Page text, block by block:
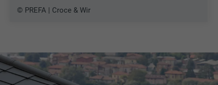
© PREFA | Croce & Wir